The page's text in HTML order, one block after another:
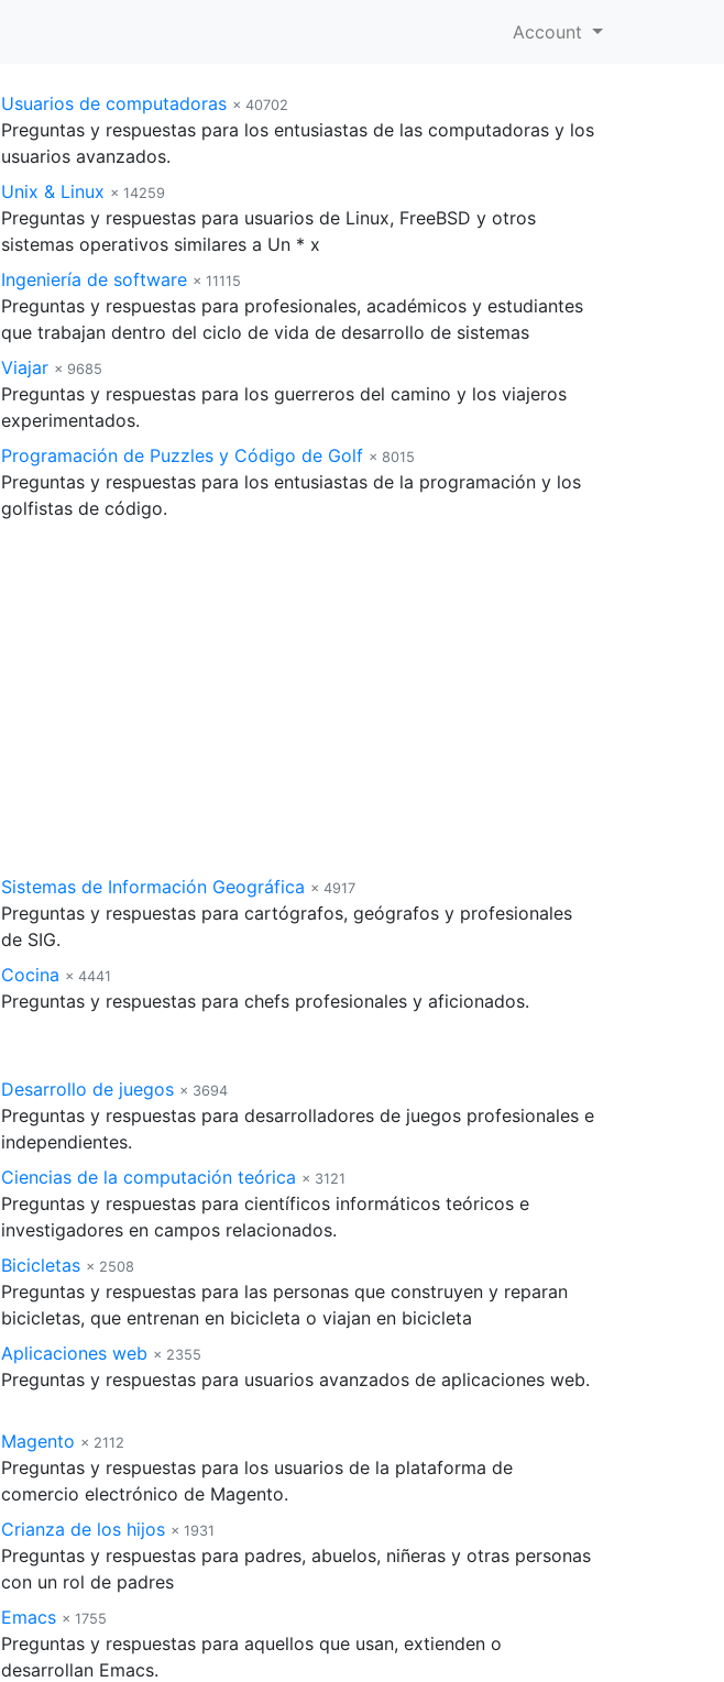
Account
Usuarios de computadoras × 40702
Preguntas y respuestas para los entusiastas de las computadoras y los
usuarios avanzados.
Unix & Linux × 14259
Preguntas y respuestas para usuarios de Linux, FreeBSD y otros
sistemas operativos similares a Un * x
Ingeniería de software × 11115
Preguntas y respuestas para profesionales, académicos y estudiantes
que trabajan dentro del ciclo de vida de desarrollo de sistemas
Viajar × 9685
Preguntas y respuestas para los guerreros del camino y los viajeros
experimentados.
Programación de Puzzles y Código de Golf × 8015
Preguntas y respuestas para los entusiastas de la programación y los
golfistas de código.
Sistemas de Información Geográfica × 4917
Preguntas y respuestas para cartógrafos, geógrafos y profesionales
de SIG.
Cocina × 4441
Preguntas y respuestas para chefs profesionales y aficionados.
Desarrollo de juegos × 3694
Preguntas y respuestas para desarrolladores de juegos profesionales e
independientes.
Ciencias de la computación teórica × 3121
Preguntas y respuestas para científicos informáticos teóricos e
investigadores en campos relacionados.
Bicicletas × 2508
Preguntas y respuestas para las personas que construyen y reparan
bicicletas, que entrenan en bicicleta o viajan en bicicleta
Aplicaciones web × 2355
Preguntas y respuestas para usuarios avanzados de aplicaciones web.
Magento × 2112
Preguntas y respuestas para los usuarios de la plataforma de
comercio electrónico de Magento.
Crianza de los hijos × 1931
Preguntas y respuestas para padres, abuelos, niñeras y otras personas
con un rol de padres
Emacs × 1755
Preguntas y respuestas para aquellos que usan, extienden o
desarrollan Emacs.